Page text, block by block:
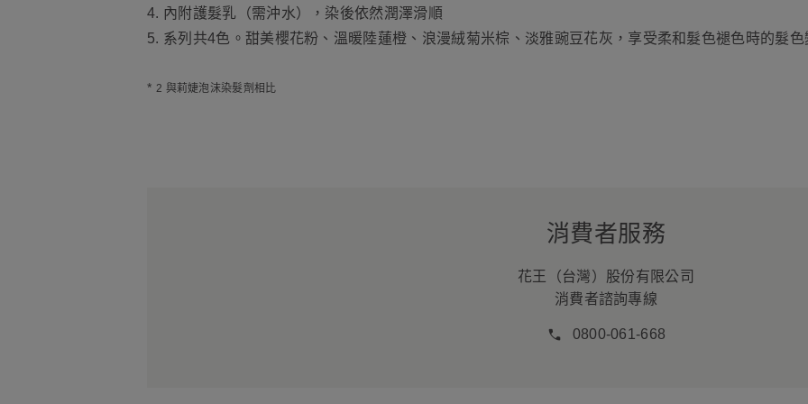
4. 內附護髮乳（需沖水），染後依然潤澤滑順
5. 系列共4色。甜美櫻花粉、溫暖陸蓮橙、浪漫絨菊米棕、淡雅豌豆花灰，享受柔和髮色褪色時的髮色
* 2 與莉婕泡沫染髮劑相比
消費者服務
花王（台灣）股份有限公司
消費者諮詢專線
0800-061-668